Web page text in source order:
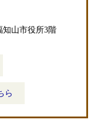
山市役所3階
ら